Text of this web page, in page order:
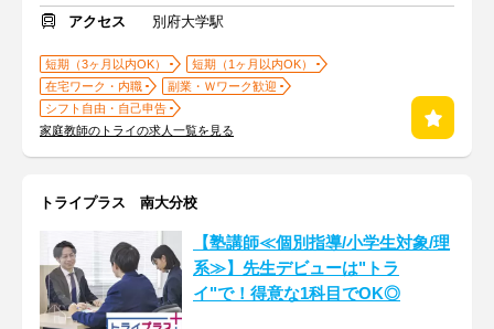
アクセス
別府大学駅
短期（3ヶ月以内OK）
短期（1ヶ月以内OK）
在宅ワーク・内職
副業・Ｗワーク歓迎
シフト自由・自己申告
家庭教師のトライの求人一覧を見る
トライプラス 南大分校
【塾講師≪個別指導/小学生対象/理
系≫】先生デビューは"トラ
イ"で！得意な1科目でOK◎